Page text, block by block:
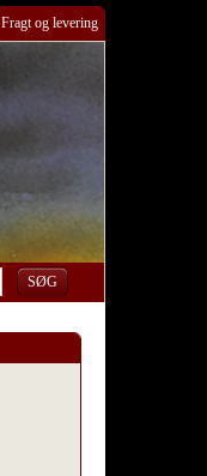
Fragt og levering